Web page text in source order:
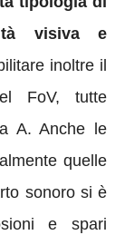
visiva e
inoltre il
FoV, tutte
A. Anche le
quelle
sonoro si è
e spari